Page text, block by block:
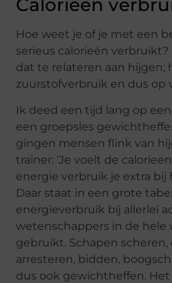
Calorieën
Hoe weet je of je met een
serieus calorieën
dat te relateren aan hijgen;
zuurstofverbruik en dus op
Ik deed een tijd lang op
een groepsles
gingen mensen flink van
trainer: ‘Je voelt de
energie verbruik je extra
Daar staat in een grote
energieverbruik bij allerlei
wetenschappers in de hele
gebruikt. Schapen
arresteren, bidden,
dus ook gewichtheffen.